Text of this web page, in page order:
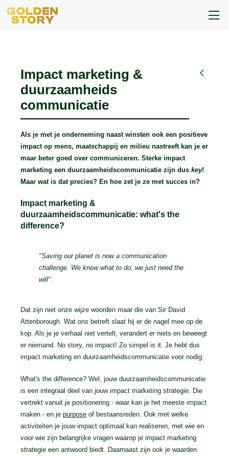
Impact marketing &
duurzaamheids
communicatie
Als je met je onderneming naast winsten ook een positieve
impact op mens, maatschappij en milieu nastreeft kan je er
maar beter goed over communiceren. Sterke impact
marketing een duurzaamheidscommunicatie zijn dus key!
Maar wat is dat precies? En hoe zet je ze met succes in?
Impact marketing &
duurzaamheidscommunicatie: what's the
difference?
"Saving our planet is now a communication
challenge. We know what to do, we just need the
will".
Dat zijn niet onze wijze woorden maar die van Sir David
Attenborough. Wat ons betreft slaat hij er de nagel mee op de
kop. Als je je verhaal niet vertelt, verandert er niets en beweegt
er niemand. No story, no impact! Zo simpel is it. Je hebt dus
impact marketing en duurzaamheidscommunicatie voor nodig.
What's the difference? Wel, jouw duurzaamheidscommunicatie
is een integraal deel van jouw impact marketing strategie. Die
vertrekt vanuit je positionering - waar kan je het meeste impact
maken - en je purpose of bestaansreden. Ook met welke
activiteiten je jouw impact optimaal kan realiseren, met wie en
voor wie zijn belangrijke vragen waarop je impact marketing
strategie een antwoord biedt. Daarnaast zijn ook je waarden